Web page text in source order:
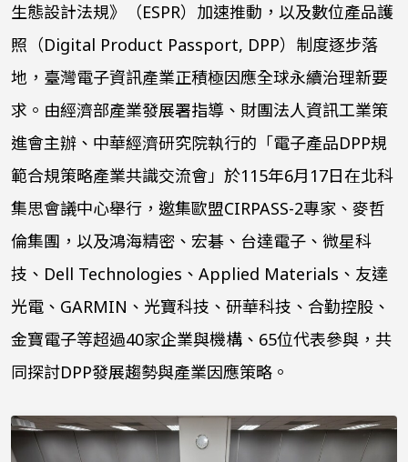
生態設計法規》（ESPR）加速推動，以及數位產品護
照（Digital Product Passport, DPP）制度逐步落
地，臺灣電子資訊產業正積極因應全球永續治理新要
求。由經濟部產業發展署指導、財團法人資訊工業策
進會主辦、中華經濟研究院執行的「電子產品DPP規
範合規策略產業共識交流會」於115年6月17日在北科
集思會議中心舉行，邀集歐盟CIRPASS-2專家、麥哲
倫集團，以及鴻海精密、宏碁、台達電子、微星科
技、Dell Technologies、Applied Materials、友達
光電、GARMIN、光寶科技、研華科技、合勤控股、
金寶電子等超過40家企業與機構、65位代表參與，共
同探討DPP發展趨勢與產業因應策略。